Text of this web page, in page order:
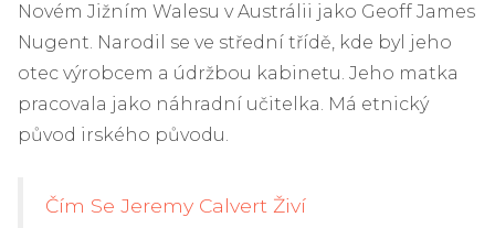
Novém Jižním Walesu v Austrálii jako Geoff James
Nugent. Narodil se ve střední třídě, kde byl jeho
otec výrobcem a údržbou kabinetu. Jeho matka
pracovala jako náhradní učitelka. Má etnický
původ irského původu.
Čím Se Jeremy Calvert Živí